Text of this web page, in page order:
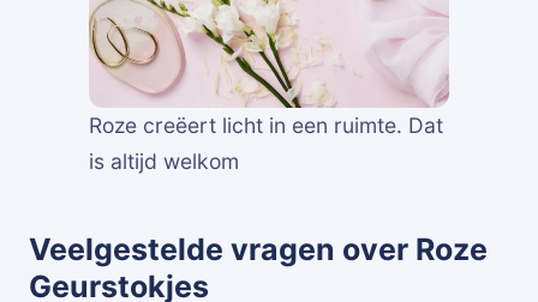
Roze creëert licht in een ruimte. Dat
is altijd welkom
Veelgestelde vragen over Roze
Geurstokjes